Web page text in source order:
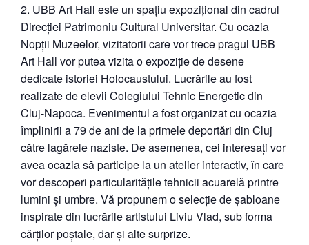
UBB Art Hall este un spațiu expozițional din cadrul
Direcției Patrimoniu Cultural Universitar. Cu ocazia
Nopții Muzeelor, vizitatorii care vor trece pragul UBB
Art Hall vor putea vizita o expoziție de desene
dedicate istoriei Holocaustului. Lucrările au fost
realizate de elevii Colegiului Tehnic Energetic din
Cluj-Napoca. Evenimentul a fost organizat cu ocazia
împlinirii a 79 de ani de la primele deportări din Cluj
către lagărele naziste. De asemenea, cei interesați vor
avea ocazia să participe la un atelier interactiv, în care
vor descoperi particularitățile tehnicii acuarelă printre
lumini și umbre. Vă propunem o selecție de șabloane
inspirate din lucrările artistului Liviu Vlad, sub forma
cărților poștale, dar și alte surprize.